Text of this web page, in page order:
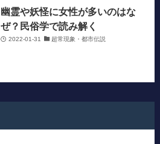
幽霊や妖怪に女性が多いのはな
ぜ？民俗学で読み解く
2022-01-31 超常現象・都市伝説